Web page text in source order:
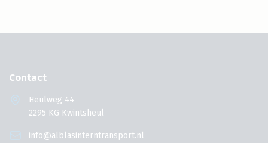
Contact
Heulweg 44
2295 KG Kwintsheul
info@alblasinterntransport.nl